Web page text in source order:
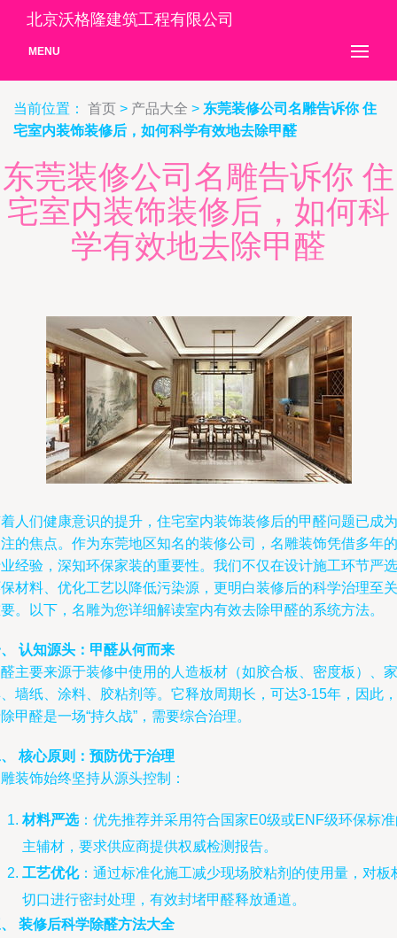
北京沃格隆建筑工程有限公司
MENU
当前位置： 首页 > 产品大全 > 东莞装修公司名雕告诉你 住
宅室内装饰装修后，如何科学有效地去除甲醛
东莞装修公司名雕告诉你 住
宅室内装饰装修后，如何科
学有效地去除甲醛
人们健康意识的提升，住宅室内装饰装修后的甲醛问题已成为
的焦点。作为东莞地区知名的装修公司，名雕装饰凭借多年的
经验，深知环保家装的重要性。我们不仅在设计施工环节严选
材料、优化工艺以降低污染源，更明白装修后的科学治理至关
。以下，名雕为您详细解读室内有效去除甲醛的系统方法。
认知源头：甲醛从何而来
主要来源于装修中使用的人造板材（如胶合板、密度板）、家
墙纸、涂料、胶粘剂等。它释放周期长，可达3-15年，因此，
甲醛是一场“持久战”，需要综合治理。
核心原则：预防优于治理
装饰始终坚持从源头控制：
材料严选：优先推荐并采用符合国家E0级或ENF级环保标
主辅材，要求供应商提供权威检测报告。
工艺优化：通过标准化施工减少现场胶粘剂的使用量，对板
切口进行密封处理，有效封堵甲醛释放通道。
装修后科学除醛方法大全